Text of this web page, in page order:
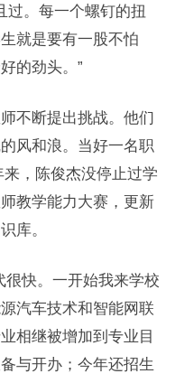
过。每一个螺钉的扭
就是要有一股不怕
的劲头。”
不断提出挑战。他们
风和浪。当好一名职
来，陈俊杰没停止过学
教学能力大赛，更新
库。
很快。一开始我来学校
汽车技术和智能网联
相继被增加到专业目
与开办；今年还招生